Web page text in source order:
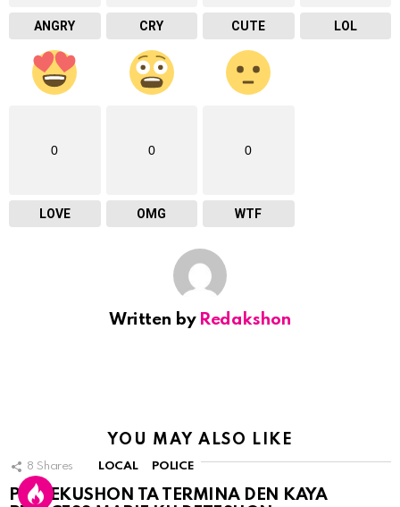
ANGRY CRY CUTE LOL
0
LOVE
0
OMG
0
WTF
Written by Redakshon
YOU MAY ALSO LIKE
8 Shares LOCAL POLICE
PERSEKUSHON TA TERMINA DEN KAYA